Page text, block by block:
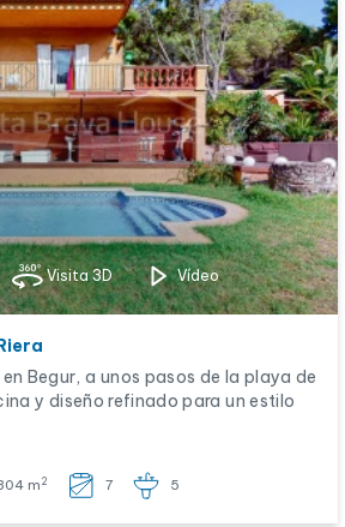
Visita 3D Vídeo
Begur, a unos pasos de la playa de
y diseño refinado para un estilo
m2 7 5